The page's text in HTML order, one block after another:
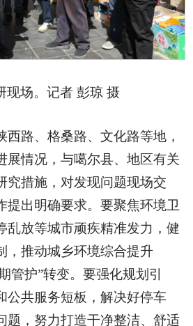
现场。记者 彭琼 摄
西路、格桑路、文化路等地，
展情况，与噶尔县、地区有关
究措施，对发现问题现场交
提出明确要求。要聚焦环境卫
乱放等城市顽疾精准发力，健
，推动城乡环境综合提升
管护”转变。要强化规划引
公共服务短板，解决好停车
题，努力打造干净整洁、舒适